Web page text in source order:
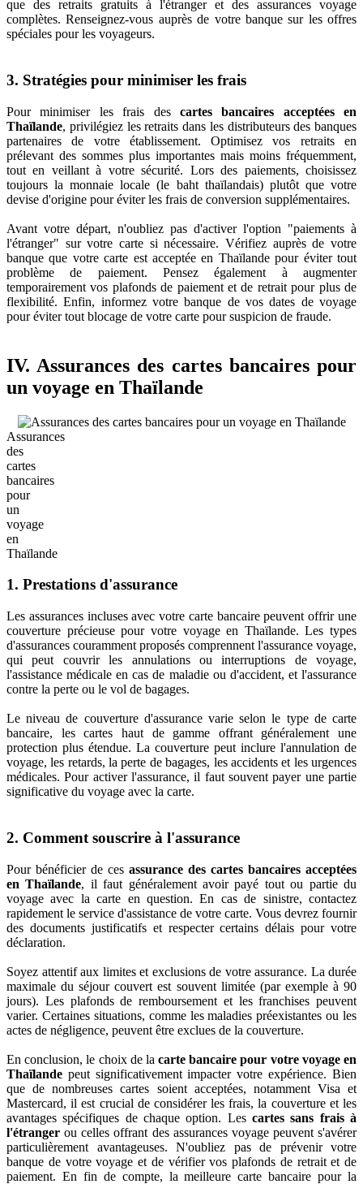
que des retraits gratuits à l'étranger et des assurances voyage
complètes. Renseignez-vous auprès de votre banque sur les offres
spéciales pour les voyageurs.
3. Stratégies pour minimiser les frais
Pour minimiser les frais descartes bancaires acceptées en
Thaïlande, privilégiez les retraits dans les distributeurs des banques
partenaires de votre établissement. Optimisez vos retraits en
prélevant des sommes plus importantes mais moins fréquemment,
tout en veillant à votre sécurité. Lors des paiements, choisissez
toujours la monnaie locale (le baht thaïlandais) plutôt que votre
devise d'origine pour éviter les frais de conversion supplémentaires.
Avant votre départ, n'oubliez pas d'activer l'option "paiements à
l'étranger" sur votre carte si nécessaire. Vérifiez auprès de votre
banque que votre carte est acceptée en Thaïlande pour éviter tout
problème de paiement. Pensez également à augmenter
temporairement vos plafonds de paiement et de retrait pour plus de
flexibilité. Enfin, informez votre banque de vos dates de voyage
pour éviter tout blocage de votre carte pour suspicion de fraude.
IV. Assurances des cartes bancaires pour
un voyage en Thaïlande
Assurances
des
cartes
bancaires
pour
un
voyage
en
Thaïlande
1. Prestations d'assurance
Les assurances incluses avec votre carte bancaire peuvent offrir une
couverture précieuse pour votre voyage en Thaïlande. Les types
d'assurances couramment proposés comprennent l'assurance voyage,
qui peut couvrir les annulations ou interruptions de voyage,
l'assistance médicale en cas de maladie ou d'accident, et l'assurance
contre la perte ou le vol de bagages.
Le niveau de couverture d'assurance varie selon le type de carte
bancaire, les cartes haut de gamme offrant généralement une
protection plus étendue. La couverture peut inclure l'annulation de
voyage, les retards, la perte de bagages, les accidents et les urgences
médicales. Pour activer l'assurance, il faut souvent payer une partie
significative du voyage avec la carte.
2. Comment souscrire à l'assurance
Pour bénéficier de ces assurance des cartes bancaires acceptées
en Thaïlande, il faut généralement avoir payé tout ou partie du
voyage avec la carte en question. En cas de sinistre, contactez
rapidement le service d'assistance de votre carte. Vous devrez fournir
des documents justificatifs et respecter certains délais pour votre
déclaration.
Soyez attentif aux limites et exclusions de votre assurance. La durée
maximale du séjour couvert est souvent limitée (par exemple à 90
jours). Les plafonds de remboursement et les franchises peuvent
varier. Certaines situations, comme les maladies préexistantes ou les
actes de négligence, peuvent être exclues de la couverture.
En conclusion, le choix de lacarte bancaire pour votre voyage en
Thaïlande peut significativement impacter votre expérience. Bien
que de nombreuses cartes soient acceptées, notamment Visa et
Mastercard, il est crucial de considérer les frais, la couverture et les
avantages spécifiques de chaque option. Les cartes sans frais à
l'étranger ou celles offrant des assurances voyage peuvent s'avérer
particulièrement avantageuses. N'oubliez pas de prévenir votre
banque de votre voyage et de vérifier vos plafonds de retrait et de
paiement. En fin de compte, la meilleure carte bancaire pour la